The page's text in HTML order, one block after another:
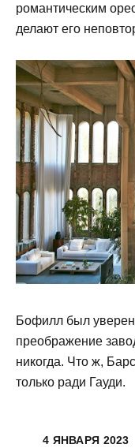
романтическим
делают его
Бофилл был
преображение
никогда. Что ж,
только ради Гауди.
4 ЯНВАРЯ 2023